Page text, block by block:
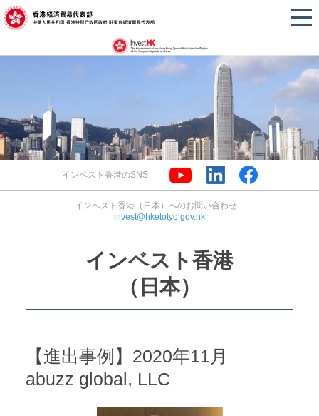
インベスト香港のSNS
インベスト香港（日本）へのお問い合わせ
invest@hketotyo.gov.hk
インベスト香港
（日本）
【進出事例】2020年11月
abuzz global, LLC